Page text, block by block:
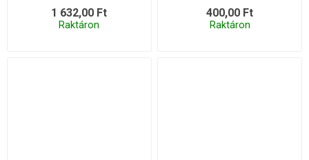
1 632,00 Ft
Raktáron
400,00 Ft
Raktáron